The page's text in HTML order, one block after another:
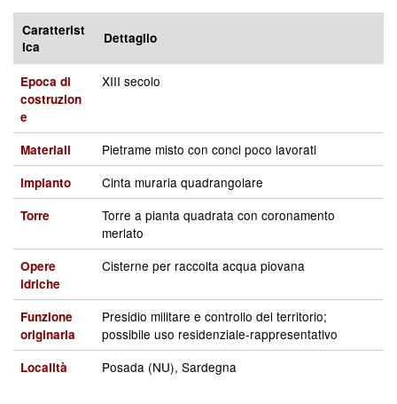
Caratterist
ica
Dettaglio
Epoca di
costruzion
e
XIII secolo
Materiali Pietrame misto con conci poco lavorati
Impianto Cinta muraria quadrangolare
Torre
Torre a pianta quadrata con coronamento
merlato
Opere
idriche
Cisterne per raccolta acqua piovana
Funzione
originaria
Presidio militare e controllo del territorio;
possibile uso residenziale-rappresentativo
Località Posada (NU), Sardegna